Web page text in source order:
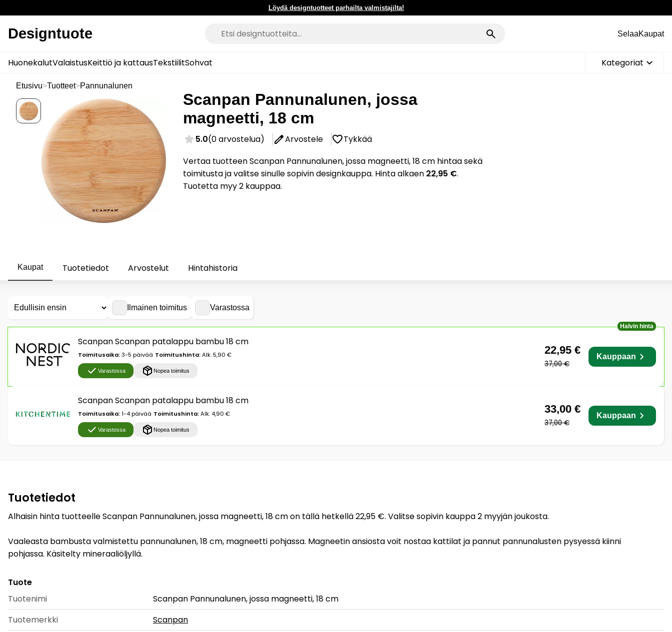
Löydä designtuotteet parhailta valmistajilta!
Designtuote SelaaKaupat
HuonekalutValaistusKeittiö ja kattausTekstiilitSohvat Kategoriat
Etusivu>Tuotteet>Pannunalunen
Scanpan Pannunalunen, jossa
magneetti, 18 cm
5.0(0 arvostelua) Arvostele
Tykkää
Vertaa tuotteen Scanpan Pannunalunen, jossa magneetti, 18 cm hintaa sekä
toimitusta ja valitse sinulle sopivin designkauppa. Hinta alkaen 22,95 €.
Tuotetta myy 2 kauppaa.
Kaupat Tuotetiedot Arvostelut Hintahistoria
Ilmainen toimitus Varastossa
Halvin hinta
Scanpan Scanpan patalappu bambu 18 cm
Toimitusaika:3-5 päivää Toimitushinta:Alk. 5,90 €
Varastossa Nopea toimitus
22,95 €
37,00 €
Kauppaan
Scanpan Scanpan patalappu bambu 18 cm
Toimitusaika:1-4 päivää Toimitushinta:Alk. 4,90 €
Varastossa Nopea toimitus
33,00 €
37,00 €
Kauppaan
Tuotetiedot
Alhaisin hinta tuotteelle Scanpan Pannunalunen, jossa magneetti, 18 cm on tällä hetkellä 22,95 €. Valitse sopivin kauppa 2 myyjän joukosta.
Vaaleasta bambusta valmistettu pannunalunen, 18 cm, magneetti pohjassa. Magneetin ansiosta voit nostaa kattilat ja pannut pannunalusten pysyessä kiinni
pohjassa. Käsitelty mineraaliöljyllä.
Tuote
Tuotenimi
Scanpan Pannunalunen, jossa magneetti, 18 cm
Tuotemerkki
Scanpan